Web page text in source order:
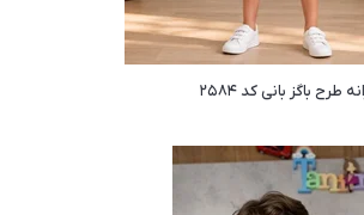
باگز بانی کد ۲۵۸۴